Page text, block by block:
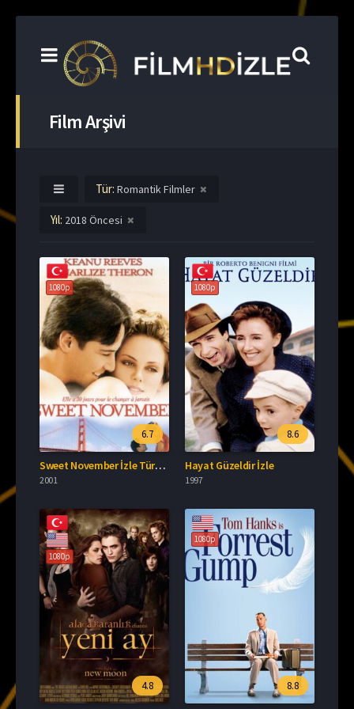
Film Arşivi
Tür: Romantik Filmler
Yıl: 2018 Öncesi
1080p
6.7
Sweet November İzle Türkçe Dublaj
2001
1080p
8.6
Hayat Güzeldir İzle
1997
1080p
4.8
1080p
8.8